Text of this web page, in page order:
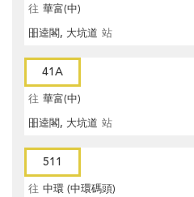
往 華富(中)
昍逵閣, 大坑道 站
41A
往 華富(中)
昍逵閣, 大坑道 站
511
往 中環 (中環碼頭)